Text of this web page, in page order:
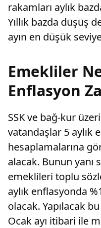
rakamları aylık
Yıllık bazda düşüş
ayın en düşük
Emekliler
Enflasyon
SSK ve bağ-kur
vatandaşlar 5 aylık
hesaplamalarına
alacak. Bunun yanı
emeklileri toplu
aylık enflasyonda
olacak. Yapılacak
Ocak ayı itibari ile